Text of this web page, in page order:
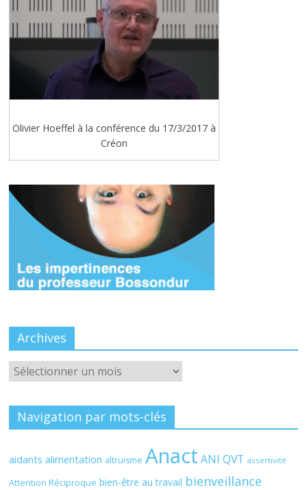
Olivier Hoeffel à la conférence du 17/3/2017 à
Créon
Archives
Archives
Navigation par mots-clés
aidants alimentation altruisme Anact ANI QVT assertivité
Attention Réciproque bien-être au travail bienveillance